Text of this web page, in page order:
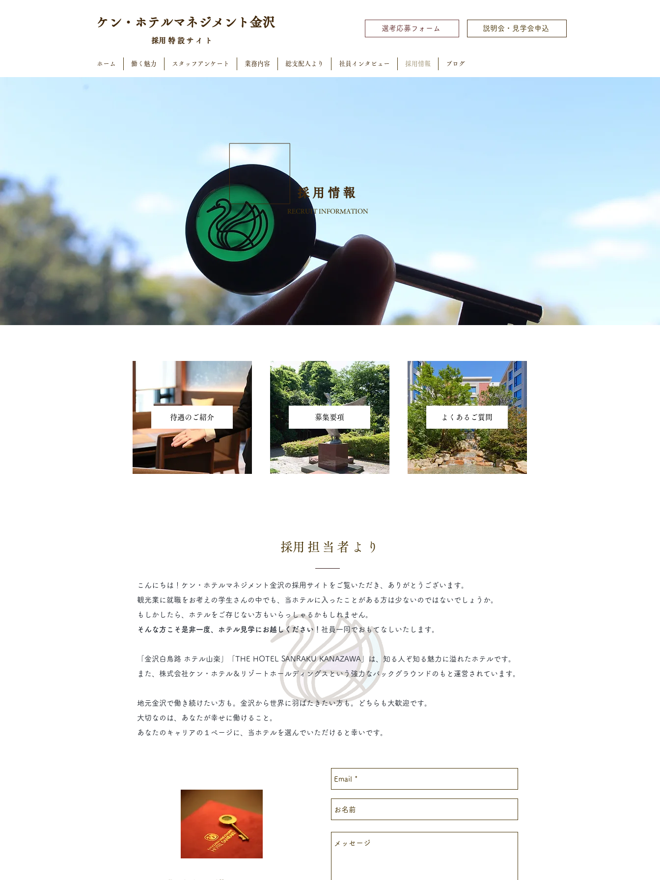
ケン・ホテルマネジメント 金沢
​採用特設サイト
選考応募フォーム 説明会・見学会申込
ホーム 働く魅力 スタッフアンケート 業務内容 総支配人より 社員インタビュー 採用情報 ブログ
採用情報
RECRUIT INFORMATION
画像、テキストなどを
待遇のご紹介
画像、テキストなどを追加する
か、Wix Code のコレクション
と接続してください。
募集要項
画像、テキストなどを追加する
か、Wix Code のコレクション
と接続してください。
よくあるご質問
​採用担当者より
​こんにちは！ケン・ホテルマネジメント金沢 の採用サイトをご覧いただき、
ありがとうございます。
観光業に就職をお考えの学生さんの中でも、
当ホテルに入ったことがある方は少ないのではないでしょうか。
もしかしたら、ホテルをご存じない方もいらっしゃるかもしれません。
そんな方こそ是非一度、ホテル見学にお越しください！ 社員一同でおもてなしいたします。
​「金沢白鳥路 ホテル山楽」「THE HOTEL SANRAKU KANAZAWA」は、知る人ぞ知る魅力に溢れたホテルです。
また、株式会社ケン・ホテル＆リゾートホールディングスという強力なバックグラウンドのもと 運営されています。
地元金沢で働き続けたい方も。金沢から世界に羽ばたきたい方も。
どちらも大歓迎です。
大切なのは、あなたが幸せに働けること。
​あなたのキャリアの１ページに、当ホテルを選んでいただけると幸いです。